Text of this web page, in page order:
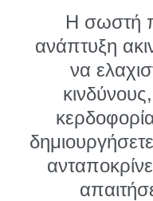
Η σωστή
ανάπτυξη
να